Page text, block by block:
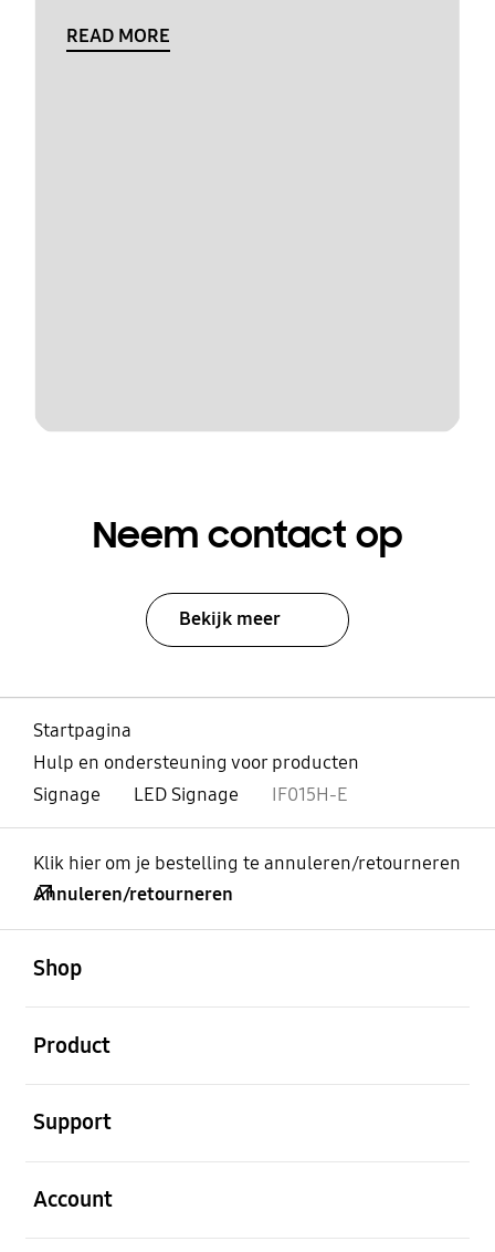
READ MORE
Neem contact op
Bekijk meer
Startpagina
Hulp en ondersteuning voor producten
Signage
LED Signage IF015H-E
Klik hier om je bestelling te annuleren/retourneren
Annuleren/retourneren
Shop
Product
Support
Account